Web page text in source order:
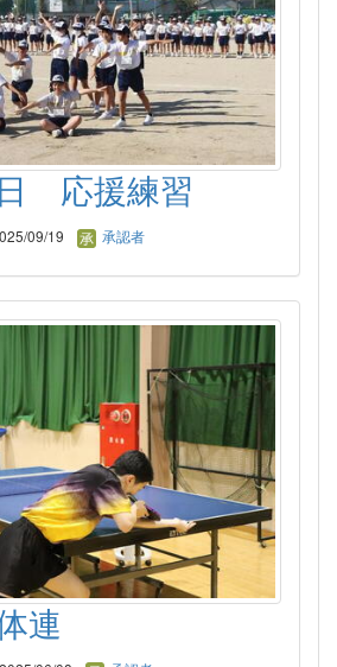
応援練習
09/19 承認者
連